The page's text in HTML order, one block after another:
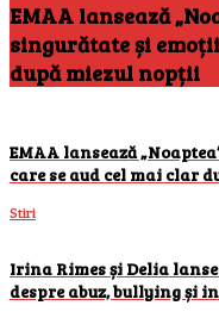
EMAA lansează
singurătate și
după miezul nopții
EMAA lansează
care se aud cel mai clar
Stiri
Irina Rimes și Delia
despre abuz, bullying și